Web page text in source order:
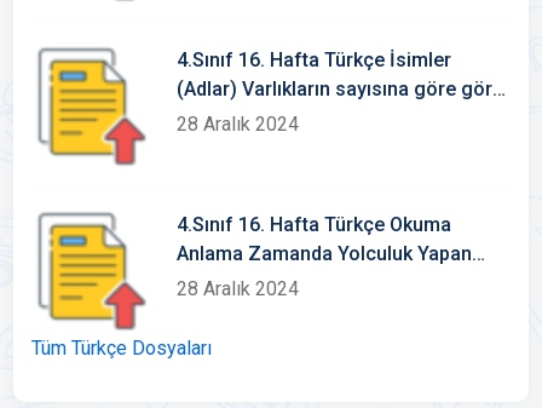
4.Sınıf 16. Hafta Türkçe İsimler
(Adlar) Varlıkların sayısına göre göre
isimler tekil-çoğul-topluluk isimleri
28 Aralık 2024
4.Sınıf 16. Hafta Türkçe Okuma
Anlama Zamanda Yolculuk Yapan
Akrep ve Yelkovan
28 Aralık 2024
Tüm Türkçe Dosyaları